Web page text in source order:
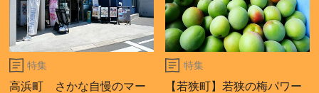
特集
高浜町 さかな自慢のマー
特集
【若狭町】若狭の梅パワー